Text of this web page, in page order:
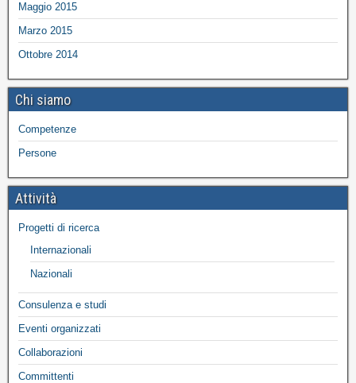
Maggio 2015
Marzo 2015
Ottobre 2014
Chi siamo
Competenze
Persone
Attività
Progetti di ricerca
Internazionali
Nazionali
Consulenza e studi
Eventi organizzati
Collaborazioni
Committenti